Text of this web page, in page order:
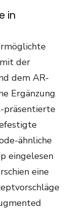
in
der
dem AR-
Ergänzung
präsentierte
ähnliche
eingelesen
eine